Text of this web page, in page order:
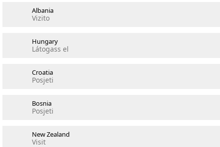
Albania
Vizito
Hungary
Látogass el
Croatia
Posjeti
Bosnia
Posjeti
New Zealand
Visit